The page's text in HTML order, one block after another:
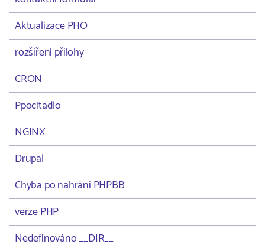
Aktualizace PHO
rozšíření přílohy
CRON
Ppocitadlo
NGINX
Drupal
Chyba po nahrání PHPBB
verze PHP
Nedefinováno __DIR__